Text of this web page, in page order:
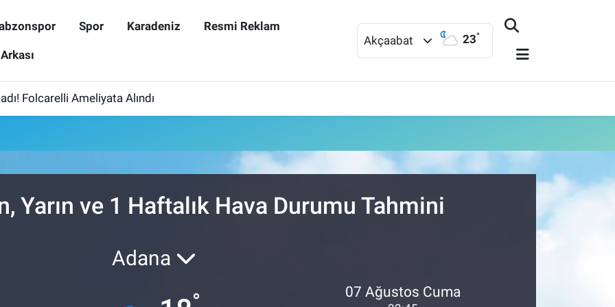
Spor Karadeniz Resmi Reklam
Akçaabat 23°
Folcarelli Ameliyata Alındı
Yarın ve 1 Haftalık Hava Durumu Tahmini
Adana
° 07 Ağustos Cuma